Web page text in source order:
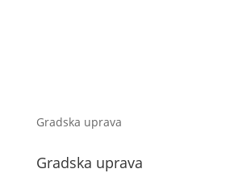
Gradska uprava
Gradska uprava